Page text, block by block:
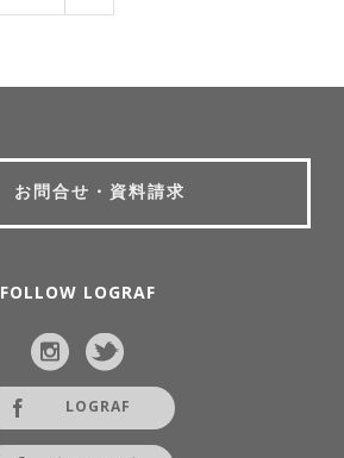
お問合せ・資料請求
FOLLOW LOGRAF
LOGRAF